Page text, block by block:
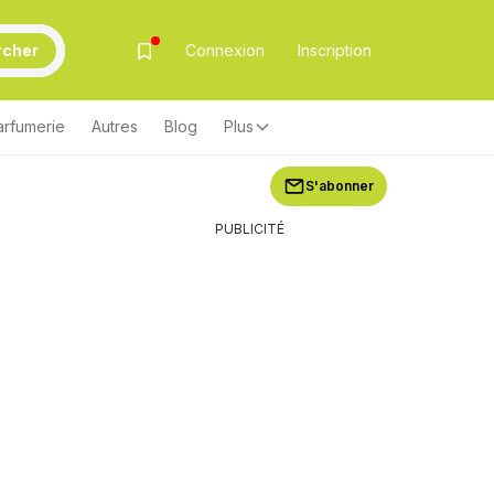
Connexion Inscription
Autres Blog Plus
S'abonner
PUBLICITÉ